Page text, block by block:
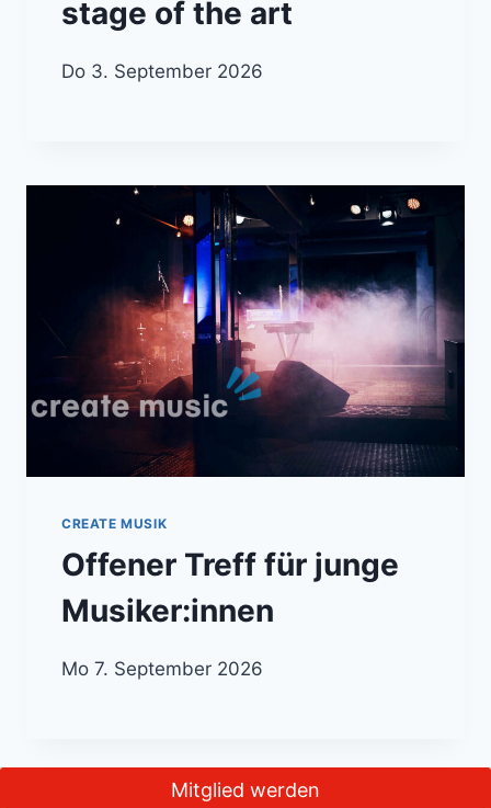
stage of the art
Do 3. September 2026
CREATE MUSIK
Offener Treff für junge
Musiker:innen
Mo 7. September 2026
Mitglied werden